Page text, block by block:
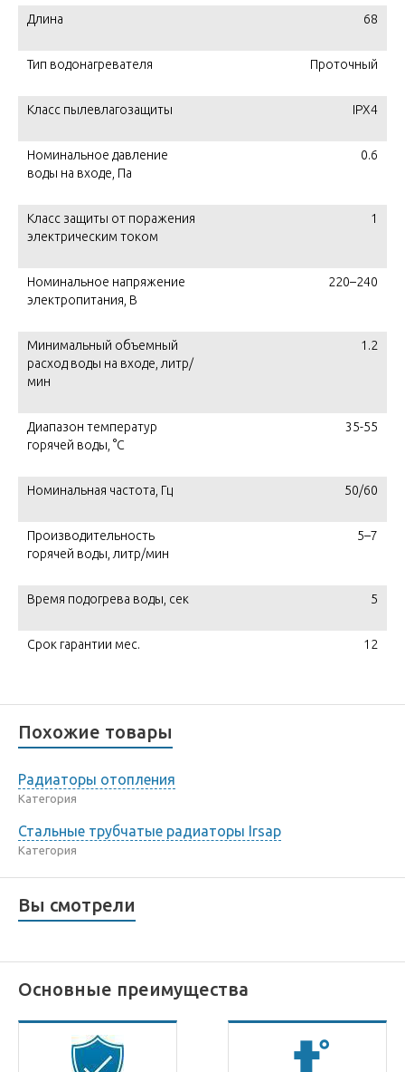
Длина 68
Тип водонагревателя Проточный
Класс пылевлагозащиты IPX4
Номинальное давление
воды на входе, Па
0.6
Класс защиты от поражения
электрическим током
1
Номинальное напряжение
электропитания, В
220–240
Минимальный объемный
расход воды на входе, литр/
мин
1.2
Диапазон температур
горячей воды, °С
35-55
Номинальная частота, Гц 50/60
Производительность
горячей воды, литр/мин
5–7
Время подогрева воды, сек 5
Срок гарантии мес. 12
Похожие товары
Радиаторы отопления
Категория
Стальные трубчатые радиаторы Irsap
Категория
Вы смотрели
Основные преимущества